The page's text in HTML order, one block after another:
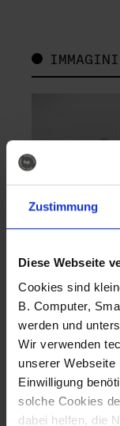
Zustimmung
Diese Webseite
Cookies sind
B. Computer,
werden und
Wir verwenden
unserer Webseite
Einwilligung
solche Cookies
dabei helfen, die
IMMAGINI
Fotografo:
Sternbach
Download